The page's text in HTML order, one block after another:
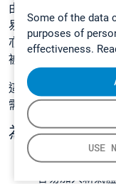
Some of the data
purposes of
effectiveness.
USE
由於所有氣體由掃描
易加入新化合物，而
亦不會因分析而被改
被追溯，新氣體可被
這些好處讓 FTIR 成
需要快速、準確及可
為何要買 FTIR?
多項成份能力
容易加入新氣